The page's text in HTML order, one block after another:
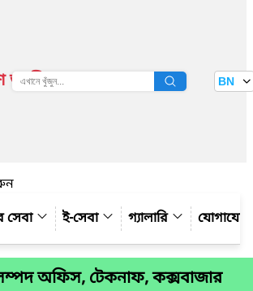
জাতীয় তথ্য বাতায়ন BN
সেবা
ই-সেবা গ্যালারি
অফিস, টেকনাফ, কক্সবাজার